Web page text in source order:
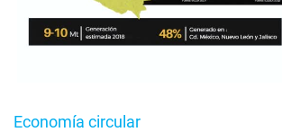
Economía circular